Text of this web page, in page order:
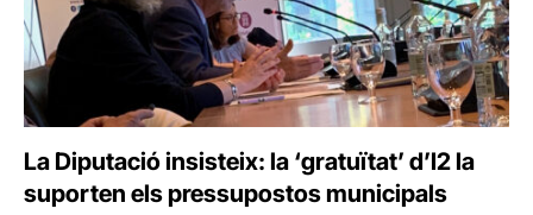
La Diputació insisteix: la ‘gratuïtat’ d’I2 la
suporten els pressupostos municipals